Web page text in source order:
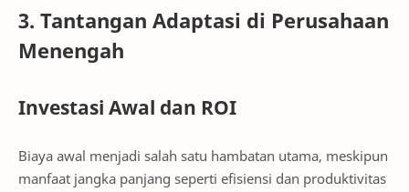
3. Tantangan Adaptasi di Perusahaan
Menengah
Investasi Awal dan ROI
Biaya awal menjadi salah satu hambatan utama, meskipun
manfaat jangka panjang seperti efisiensi dan produktivitas